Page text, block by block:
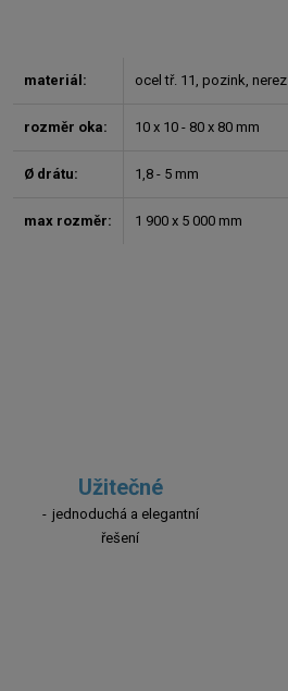
materiál: ocel tř. 11, pozink, nerez
rozměr oka: 10 x 10 - 80 x 80 mm
Ø drátu: 1,8 - 5 mm
max rozměr: 1 900 x 5 000 mm
Užitečné
jednoduchá a elegantní
řešení